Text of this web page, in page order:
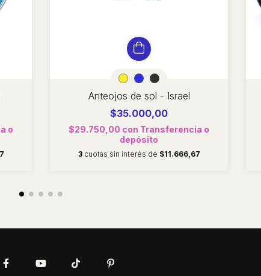
o
Anteojos de sol - Israel
$35.000,00
$29.750,00 con Transferencia o
depósito
3 cuotas sin interés de $11.666,67